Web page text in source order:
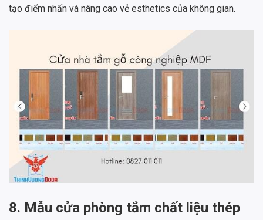
tạo điểm nhấn và nâng cao vẻ esthetics của không gian.
8. Mẫu cửa phòng tắm chất liệu thép